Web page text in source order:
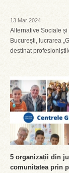
13 Mar 2024
Alternative Sociale
București, lucrarea
destinat
5 organizații din
comunitatea prin